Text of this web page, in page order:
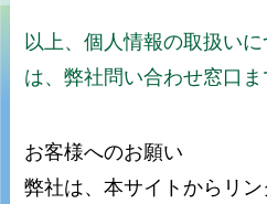
以上、個人情報の取扱い
は、弊社問い合わせ窓口ま
お客様へのお願い
弊社は、本サイトからリ